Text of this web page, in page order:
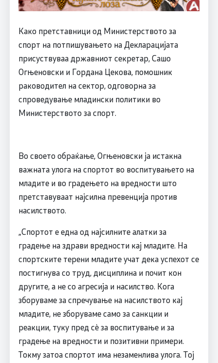
Како претставници од Министерството за
спорт на потпишувањето на Декларацијата
присуствуваа државниот секретар, Сашо
Огњеновски и Гордана Цекова, помошник
раководител на сектор, одговорна за
спроведување младински политики во
Министерството за спорт.
Во своето обраќање, Огњеновски ја истакна
важната улога на спортот во воспитувањето на
младите и во градењето на вредности што
претставуваат најсилна превенција против
насилството.
„Спортот е една од најсилните алатки за
градење на здрави вредности кај младите. На
спортските терени младите учат дека успехот се
постигнува со труд, дисциплина и почит кон
другите, а не со агресија и насилство. Кога
зборуваме за спречување на насилството кај
младите, не зборуваме само за санкции и
реакции, туку пред сè за воспитување и за
градење на вредности и позитивни примери.
Токму затоа спортот има незаменлива улога. Тој